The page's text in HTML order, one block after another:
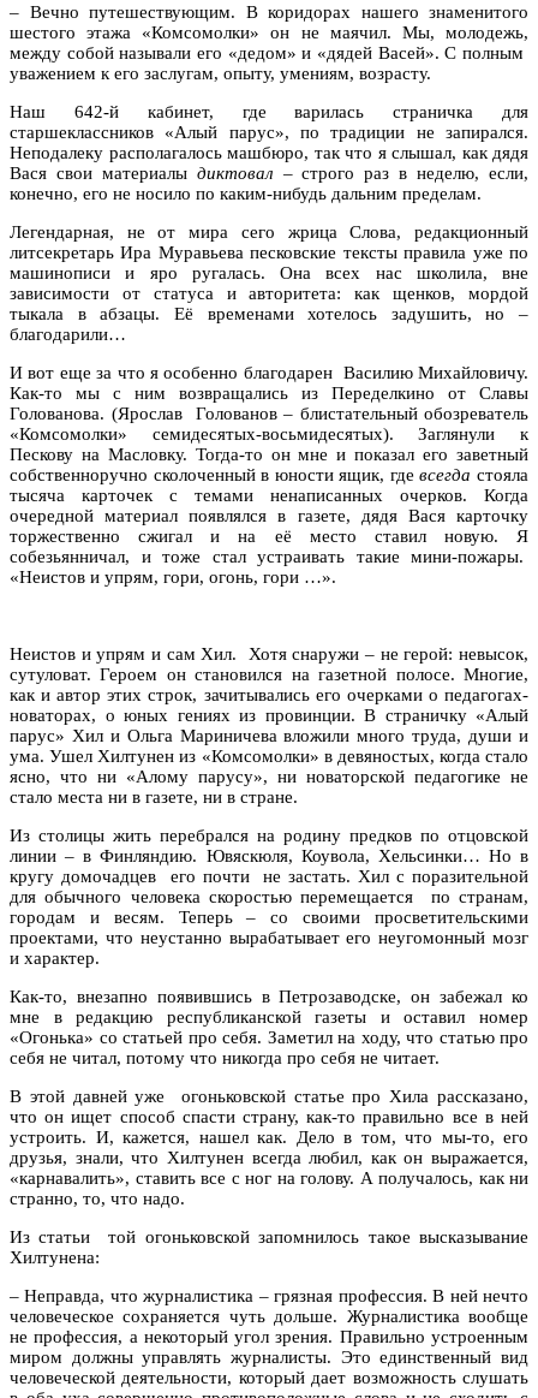
– Вечно путешествующим. В коридорах нашего знаменитого
шестого этажа «Комсомолки» он не маячил. Мы, молодежь,
между собой называли его «дедом» и «дядей Васей». С полным
уважением к его заслугам, опыту, умениям, возрасту.
Наш 642-й кабинет, где варилась страничка для
старшеклассников «Алый парус», по традиции не запирался.
Неподалеку располагалось машбюро, так что я слышал, как дядя
Вася свои материалы диктовал – строго раз в неделю, если,
конечно, его не носило по каким-нибудь дальним пределам.
Легендарная, не от мира сего жрица Слова, редакционный
литсекретарь Ира Муравьева песковские тексты правила уже по
машинописи и яро ругалась. Она всех нас школила, вне
зависимости от статуса и авторитета: как щенков, мордой
тыкала в абзацы. Её временами хотелось задушить, но –
благодарили…
И вот еще за что я особенно благодарен Василию Михайловичу.
Как-то мы с ним возвращались из Переделкино от Славы
Голованова. (Ярослав Голованов – блистательный обозреватель
«Комсомолки» семидесятых-восьмидесятых). Заглянули к
Пескову на Масловку. Тогда-то он мне и показал его заветный
собственноручно сколоченный в юности ящик, гдевсегда стояла
тысяча карточек с темами ненаписанных очерков. Когда
очередной материал появлялся в газете, дядя Вася карточку
торжественно сжигал и на её место ставил новую. Я
собезьянничал, и тоже стал устраивать такие мини-пожары.
«Неистов и упрям, гори, огонь, гори …».
Неистов и упрям и сам Хил. Хотя снаружи – не герой: невысок,
сутуловат. Героем он становился на газетной полосе. Многие,
как и автор этих строк, зачитывались его очерками о педагогах-
новаторах, о юных гениях из провинции. В страничку «Алый
парус» Хил и Ольга Мариничева вложили много труда, души и
ума. Ушел Хилтунен из «Комсомолки» в девяностых, когда стало
ясно, что ни «Алому парусу», ни новаторской педагогике не
стало места ни в газете, ни в стране.
Из столицы жить перебрался на родину предков по отцовской
линии – в Финляндию. Ювяскюля, Коувола, Хельсинки… Но в
кругу домочадцев его почти не застать. Хил с поразительной
для обычного человека скоростью перемещается по странам,
городам и весям. Теперь – со своими просветительскими
проектами, что неустанно вырабатывает его неугомонный мозг
и характер.
Как-то, внезапно появившись в Петрозаводске, он забежал ко
мне в редакцию республиканской газеты и оставил номер
«Огонька» со статьей про себя. Заметил на ходу, что статью про
себя не читал, потому что никогда про себя не читает.
В этой давней уже огоньковской статье про Хила рассказано,
что он ищет способ спасти страну, как-то правильно все в ней
устроить. И, кажется, нашел как. Дело в том, что мы-то, его
друзья, знали, что Хилтунен всегда любил, как он выражается,
«карнавалить», ставить все с ног на голову. А получалось, как ни
странно, то, что надо.
Из статьи той огоньковской запомнилось такое высказывание
Хилтунена:
– Неправда, что журналистика – грязная профессия. В ней нечто
человеческое сохраняется чуть дольше. Журналистика вообще
не профессия, а некоторый угол зрения. Правильно устроенным
миром должны управлять журналисты. Это единственный вид
человеческой деятельности, который дает возможность слушать